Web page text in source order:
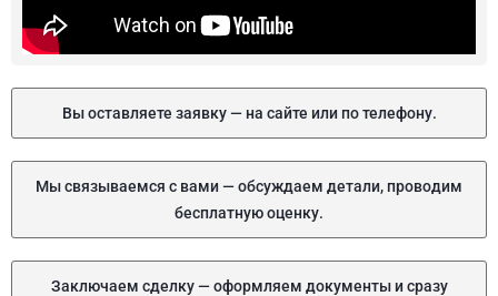
Вы оставляете заявку — на сайте или по телефону.
Мы связываемся с вами — обсуждаем детали, проводим
бесплатную оценку.
Заключаем сделку — оформляем документы и сразу